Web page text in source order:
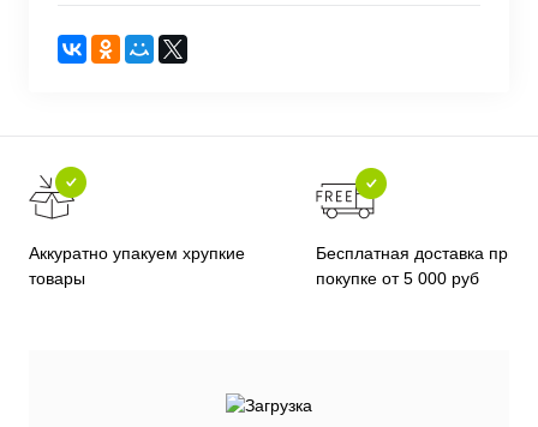
Аккуратно упакуем хрупкие
товары
Бесплатная доставка при
покупке от 5 000 руб